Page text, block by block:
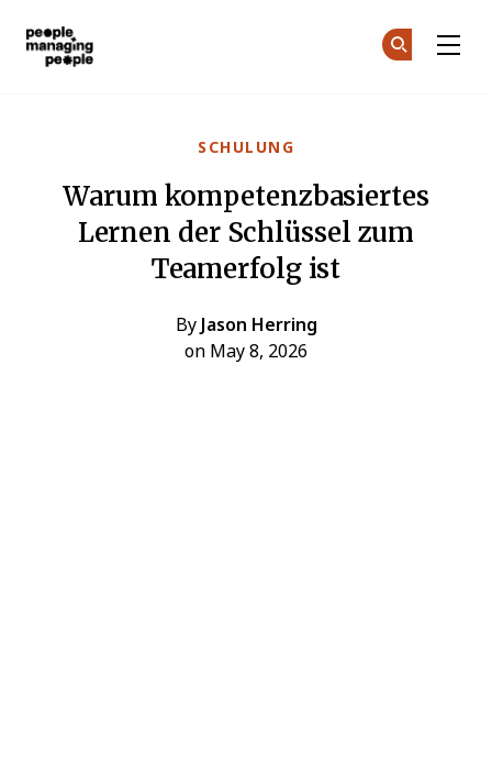
SCHULUNG
Warum kompetenzbasiertes
Lernen der Schlüssel zum
Teamerfolg ist
By Jason Herring
on May 8, 2026